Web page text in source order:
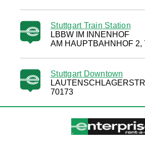
Stuttgart Train Station
LBBW IM INNENHOF
AM HAUPTBAHNHOF 2,
Stuttgart Downtown
70173